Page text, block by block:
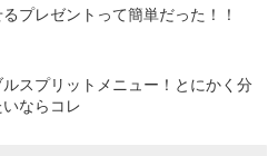
プレゼントって簡単だった！！
スプリットメニュー！とにかく分
ならコレ